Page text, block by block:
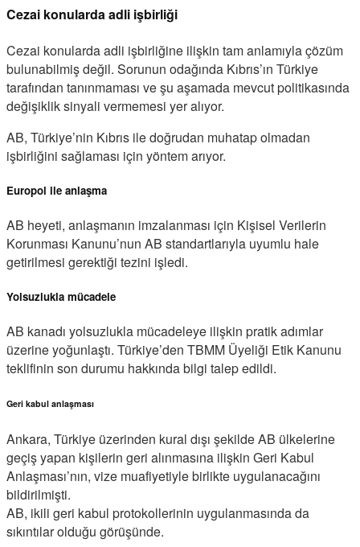
Cezai konularda adli işbirliği
Cezai konularda adli işbirliğine ilişkin tam anlamıyla çözüm
bulunabilmiş değil. Sorunun odağında Kıbrıs’ın Türkiye
tarafından tanınmaması ve şu aşamada mevcut politikasında
değişiklik sinyali vermemesi yer alıyor.
AB, Türkiye’nin Kıbrıs ile doğrudan muhatap olmadan
işbirliğini sağlaması için yöntem arıyor.
Europol ile anlaşma
AB heyeti, anlaşmanın imzalanması için Kişisel Verilerin
Korunması Kanunu’nun AB standartlarıyla uyumlu hale
getirilmesi gerektiği tezini işledi.
Yolsuzlukla mücadele
AB kanadı yolsuzlukla mücadeleye ilişkin pratik adımlar
üzerine yoğunlaştı. Türkiye’den TBMM Üyeliği Etik Kanunu
teklifinin son durumu hakkında bilgi talep edildi.
Geri kabul anlaşması
Ankara, Türkiye üzerinden kural dışı şekilde AB ülkelerine
geçiş yapan kişilerin geri alınmasına ilişkin Geri Kabul
Anlaşması’nın, vize muafiyetiyle birlikte uygulanacağını
bildirilmişti.
AB, ikili geri kabul protokollerinin uygulanmasında da
sıkıntılar olduğu görüşünde.